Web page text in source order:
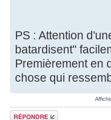
PS : Attention
batardisent"
Premièrement en
chose qui
Publier une